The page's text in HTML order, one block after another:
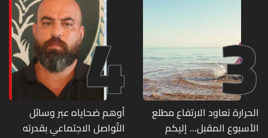
3
الحرارة تعاود الارتفاع مطلع
الأسبوع المقبل... إليكم
4
أوهم ضحاياه عبر وسائل
التّواصل الاجتماعي بقدرته